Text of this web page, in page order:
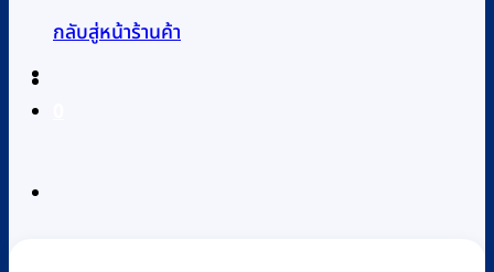
กลับสู่หน้าร้านค้า